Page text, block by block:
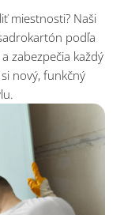
miestnosti? Naši
podľa
zabezpečia každý
nový, funkčný